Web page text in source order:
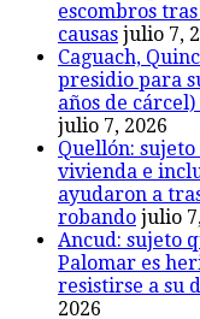
escombros
causas julio 7,
Caguach,
presidio para
años de
julio 7, 2026
Quellón: sujeto
vivienda e
ayudaron a
robando julio
Ancud: sujeto
Palomar es
resistirse a su
2026